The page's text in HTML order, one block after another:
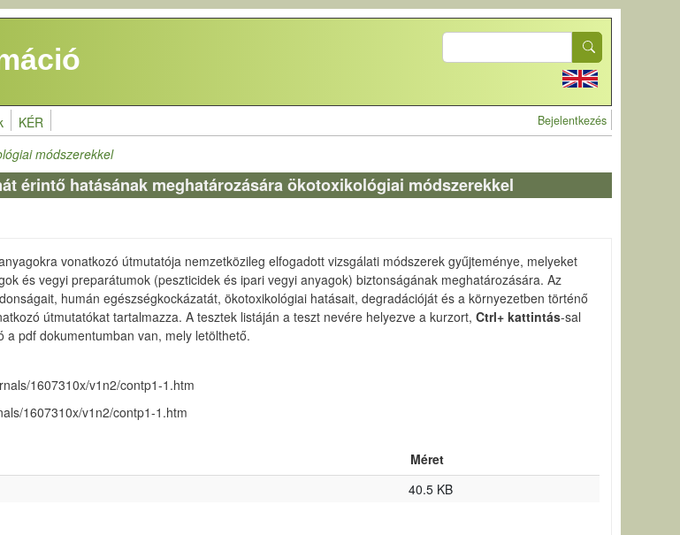
Search
KÉR User account
Bejelentkezés
módszerekkel
érintő hatásának meghatározására ökotoxikológiai módszerekkel
vonatkozó útmutatója nemzetközileg elfogadott vizsgálati módszerek gyűjteménye, melyeket
és vegyi preparátumok (peszticidek és ipari vegyi anyagok) biztonságának meghatározására. Az
humán egészségkockázatát, ökotoxikológiai hatásait, degradációját és a környezetben történő
útmutatókat tartalmazza. A tesztek listáján a teszt nevére helyezve a kurzort,Ctrl+ kattintás-sal
pdf dokumentumban van, mely letölthető.
1607310x/v1n2/contp1-1.htm
1607310x/v1n2/contp1-1.htm
Méret
40.5 KB